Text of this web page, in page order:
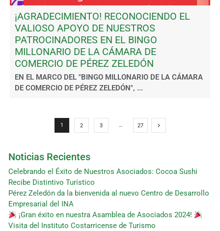
¡AGRADECIMIENTO! RECONOCIENDO EL
VALIOSO APOYO DE NUESTROS
PATROCINADORES EN EL BINGO
MILLONARIO DE LA CÁMARA DE
COMERCIO DE PÉREZ ZELEDÓN
EN EL MARCO DEL "BINGO MILLONARIO DE LA CÁMARA
DE COMERCIO DE PÉREZ ZELEDÓN", ...
1 2 3 … 27
Noticias Recientes
Celebrando el Éxito de Nuestros Asociados: Cocoa Sushi
Recibe Distintivo Turístico
Pérez Zeledón da la bienvenida al nuevo Centro de Desarrollo
Empresarial del INA
¡Gran éxito en nuestra Asamblea de Asociados 2024!
Visita del Instituto Costarricense de Turismo